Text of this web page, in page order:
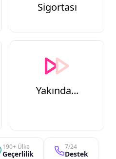
Sigortası
Yakında...
190+ Ülke
Geçerlilik
7/24
Destek